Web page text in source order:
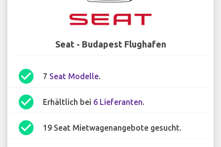
Seat - Budapest Flughafen
check_circle 7 Seat Modelle.
check_circle Erhältlich bei 6 Lieferanten.
check_circle 19 Seat Mietwagenangebote gesucht.